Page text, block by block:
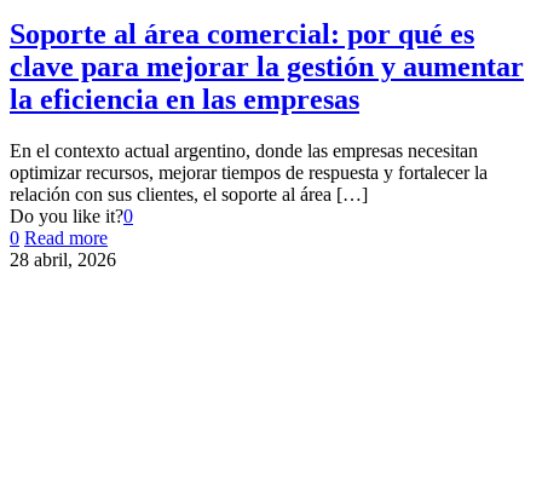
Soporte al área comercial: por qué es
clave para mejorar la gestión y aumentar
la eficiencia en las empresas
En el contexto actual argentino, donde las empresas necesitan
optimizar recursos, mejorar tiempos de respuesta y fortalecer la
relación con sus clientes, el soporte al área […]
Do you like it?0
0 Read more
28 abril, 2026